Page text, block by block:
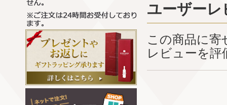
ユーザーレ
この商品に
レビューを評